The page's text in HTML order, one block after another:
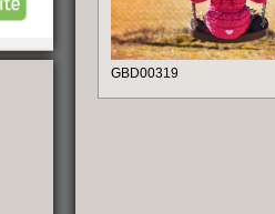
GBD00319